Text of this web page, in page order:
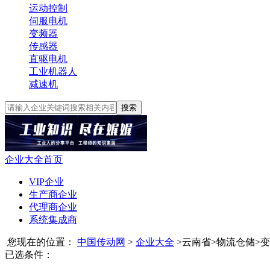
运动控制
伺服电机
变频器
传感器
直驱电机
工业机器人
减速机
搜索
企业大全首页
VIP企业
生产商企业
代理商企业
系统集成商
您现在的位置： 中国传动网 > 企业大全 >云南省>物流仓储>
已选条件：